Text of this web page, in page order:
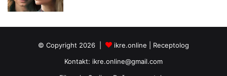
© Copyright 2026 | ikre.online | Receptolog
Kontakt: ikre.online@gmail.com